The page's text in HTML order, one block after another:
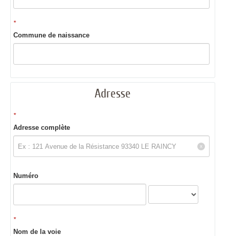
*
Commune de naissance
Adresse
*
Adresse complète
Numéro
*
Nom de la voie